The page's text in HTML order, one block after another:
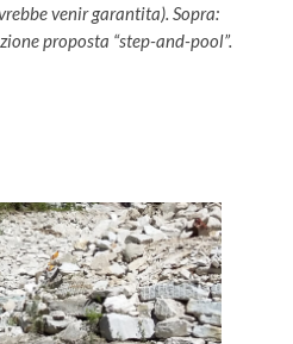
venir garantita). Sopra:
proposta “step-and-pool”.